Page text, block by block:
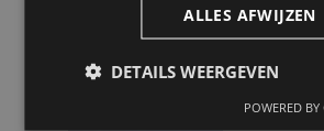
dan 20
ALLES AFWIJZEN
DETAILS WEERGEVEN
POWERED